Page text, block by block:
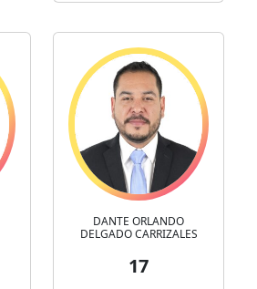
DANTE ORLANDO
DELGADO CARRIZALES
17